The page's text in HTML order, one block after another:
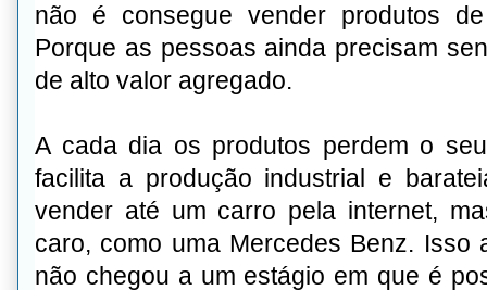
não é consegue vender produtos
Porque as pessoas ainda precisam
de alto valor agregado.
A cada dia os produtos perdem o
facilita a produção industrial e
vender até um carro pela internet,
caro, como uma Mercedes Benz. Isso
não chegou a um estágio em que é